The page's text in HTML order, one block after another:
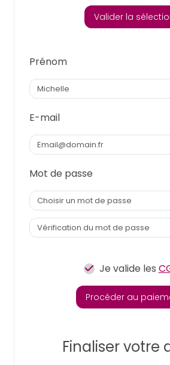
Valider la
Prénom
E-mail
Mot de passe
Je valide les
Procéder au
Finaliser votre